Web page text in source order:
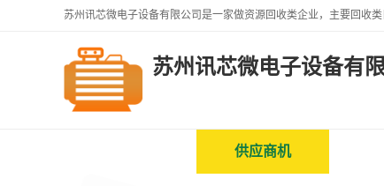
苏州讯芯微电子设备有
供应商机